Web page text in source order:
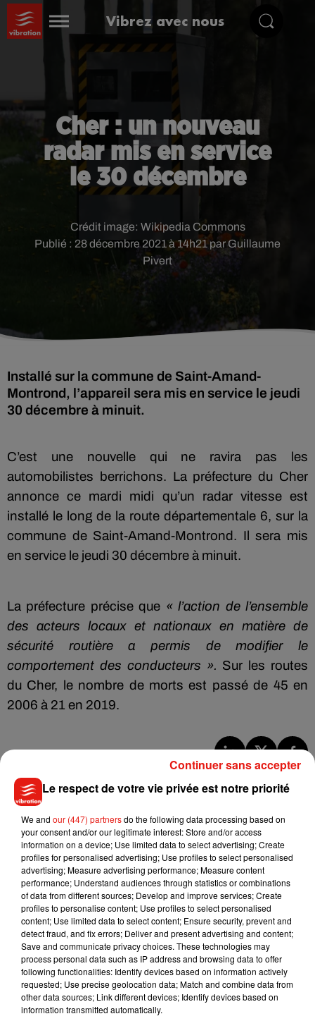
Vibrez avec nous
Cher : un nouveau
radar mis en service
le 30 décembre
Publié : 28 décembre 2021 à 14h21 par Guillaume
Pivert
Crédit image: Wikipedia Commons
Installé sur la commune de Saint-Amand-
Montrond, l’appareil sera mis en service le jeudi
30 décembre à minuit.
C’est une nouvelle qui ne ravira pas les
automobilistes berrichons. La préfecture du Cher
annonce ce mardi midi qu’un radar vitesse est
installé le long de la route départementale 6, sur la
commune de Saint-Amand-Montrond. Il sera mis
en service le jeudi 30 décembre à minuit.
La préfecture précise que « l’action de l’ensemble
des acteurs locaux et nationaux en matière de
sécurité routière a permis de modifier le
comportement des conducteurs ». Sur les routes
du Cher, le nombre de morts est passé de 45 en
2006 à 21 en 2019.
Musique
5 août 2026
Benny Blanco invite Selena Gomez et
Becky G sur son nouveau single
4 août 2026
Tiny Desk invite Charlie Puth pour une
live session solaire
Ariana Grande prendra une pause après
Le respect de votre vie privée est notre priorité
We and our (447) partnersdo the following data processing based on
your consent and/or our legitimate interest: Store and/or access
information on a device; Use limited data to select advertising; Create
profiles for personalised advertising; Use profiles to select personalised
advertising; Measure advertising performance; Measure content
performance; Understand audiences through statistics or combinations
of data from different sources; Develop and improve services; Create
profiles to personalise content; Use profiles to select personalised
content; Use limited data to select content; Ensure security, prevent and
detect fraud, and fix errors; Deliver and present advertising and content;
Save and communicate privacy choices. These technologies may
process personal data such as IP address and browsing data to offer
following functionalities: Identify devices based on information actively
requested; Use precise geolocation data; Match and combine data from
other data sources; Link different devices; Identify devices based on
information transmitted automatically.
Continuer sans accepter